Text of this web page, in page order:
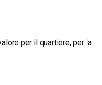
per il quartiere, per la